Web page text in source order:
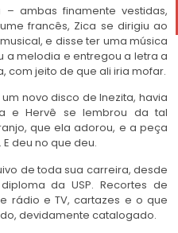
ambas finamente vestidas,
francês, Zica se dirigiu ao
e disse ter uma música
a melodia e entregou a letra a
com jeito de que ali iria mofar.
novo disco de Inezita, havia
e Hervê se lembrou da tal
que ela adorou, e a peça
deu no que deu.
de toda sua carreira, desde
da USP. Recortes de
rádio e TV, cartazes e o que
devidamente catalogado.